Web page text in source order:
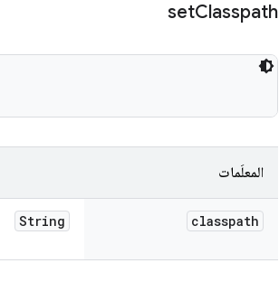
setClasspath
المعلَمات
classpath
String